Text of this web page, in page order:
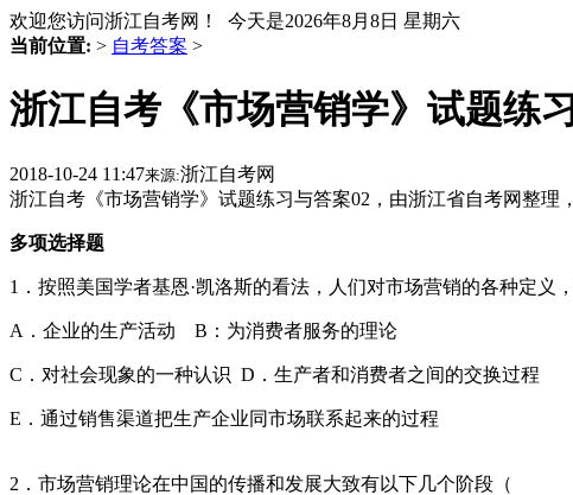
欢迎您访问浙江自考网！ 今天是2026年8月8日 星期六
当前位置: > 自考答案 >
浙江自考《市场营销学》试题练
2018-10-24 11:47来源:浙江自考网
浙江自考《市场营销学》试题练习与答案02，由浙江省自考网整理
多项选择题
1．按照美国学者基恩·凯洛斯的看法，人们对市场营销的各种
A．企业的生产活动 B：为消费者服务的理论
C．对社会现象的一种认识 D．生产者和消费者之间的交换过程
E．通过销售渠道把生产企业同市场联系起来的过程
2．市场营销理论在中国的传播和发展大致有以下几个阶段（